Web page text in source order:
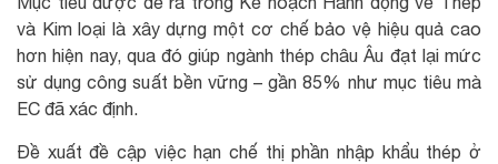
và Kim loại là xây dựng một cơ chế bảo vệ hiệu quả cao
hơn hiện nay, qua đó giúp ngành thép châu Âu đạt lại mức
sử dụng công suất bền vững – gần 85% như mục tiêu mà
EC đã xác định.
Đề xuất đề cập việc hạn chế thị phần nhập khẩu thép ở